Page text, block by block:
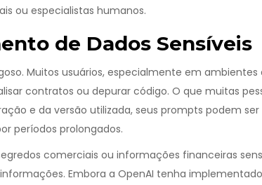
ou especialistas humanos.
de Dados Sensíveis
Muitos usuários, especialmente em
contratos ou depurar código. O que muitas
e da versão utilizada, seus prompts podem ser
períodos prolongados.
comerciais ou informações financeiras
Embora a OpenAI tenha